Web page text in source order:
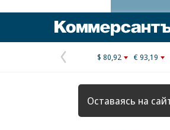
Предыдущая
страница
$ 80,92 € 93,19
Оставаясь на